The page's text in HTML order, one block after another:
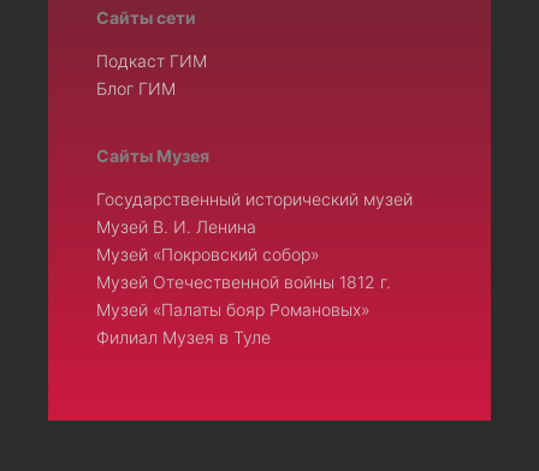
Сайты сети
Подкаст ГИМ
Блог ГИМ
Сайты Музея
Государственный исторический музей
Музей В. И. Ленина
Музей «Покровский собор»
Музей Отечественной войны 1812 г.
Музей «Палаты бояр Романовых»
Филиал Музея в Туле